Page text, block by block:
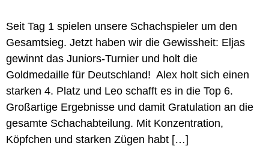
Seit Tag 1 spielen unsere Schachspieler um den
Gesamtsieg. Jetzt haben wir die Gewissheit: Eljas
gewinnt das Juniors-Turnier und holt die
Goldmedaille für Deutschland! Alex holt sich einen
starken 4. Platz und Leo schafft es in die Top 6.
Großartige Ergebnisse und damit Gratulation an die
gesamte Schachabteilung. Mit Konzentration,
Köpfchen und starken Zügen habt […]